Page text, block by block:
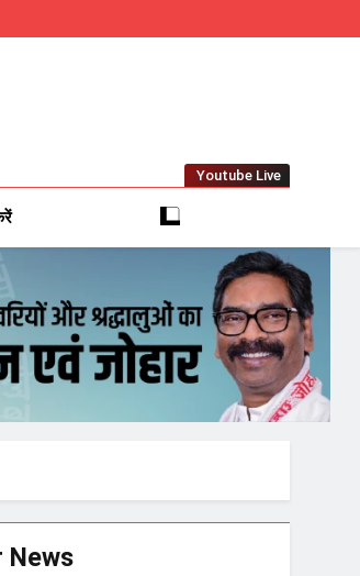
Youtube Live
News